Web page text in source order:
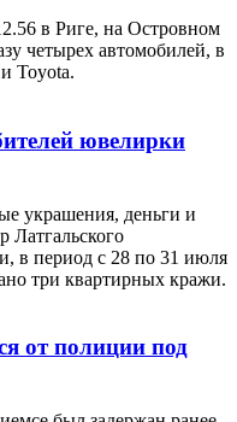
в Риге, на Островном
четырех автомобилей, в
Toyota.
ювелирки
украшения, деньги и
Латгальского
в период с 28 по 31 июля
три квартирных кражи.
от полиции под